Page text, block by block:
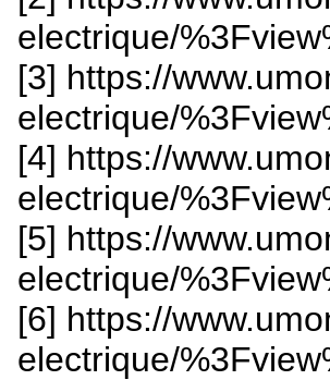
electrique/
[3] https://
electrique/
[4] https://
electrique/
[5] https://
electrique/
[6] https://
electrique/